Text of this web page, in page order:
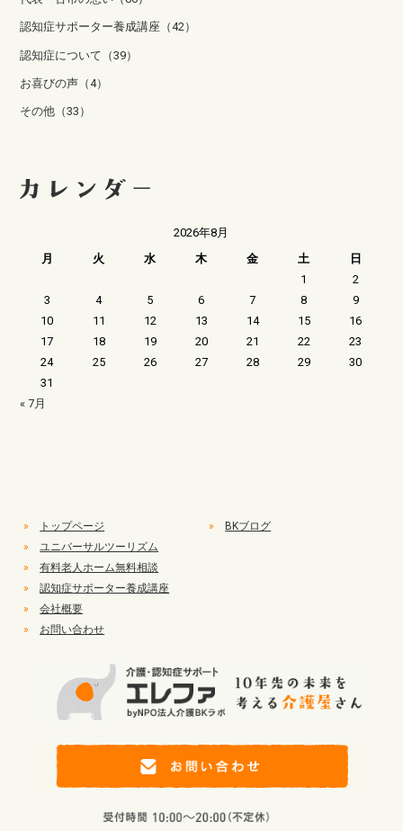
認知症サポーター養成講座（42）
認知症について（39）
お喜びの声（4）
その他（33）
2026年8月
月
火 水 木 金 土
日
1
2
3
4 5 6 7 8
9
10
11 12 13 14 15
16
17
18 19 20 21 22
23
24
25 26 27 28 29
30
31
« 7月
»
トップページ
»
ユニバーサルツーリズム
»
有料老人ホーム無料相談
»
認知症サポーター養成講座
»
会社概要
»
お問い合わせ
» BKブログ